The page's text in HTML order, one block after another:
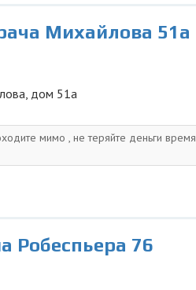
Михайлова 51а
дом 51а
мимо , не теряйте деньги
Робеспьера 76